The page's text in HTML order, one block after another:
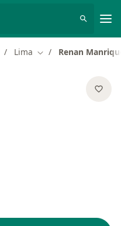
Lima Cambiar de ciudad
Renan